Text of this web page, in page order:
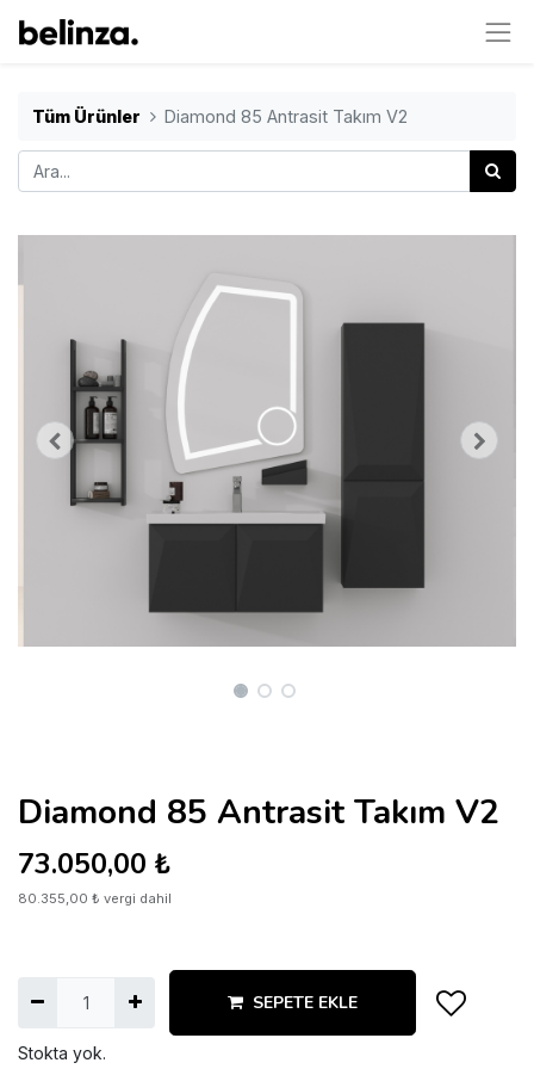
Tüm Ürünler Diamond 85 Antrasit Takım V2
Diamond 85 Antrasit Takım V2
73.050,00 ₺
80.355,00 ₺ vergi dahil
SEPETE EKLE
Stokta yok.